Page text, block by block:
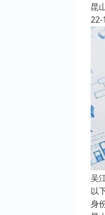
昆
22-
吴
以
身